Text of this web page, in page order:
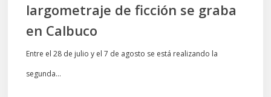
largometraje de ficción se graba
en Calbuco
Entre el 28 de julio y el 7 de agosto se está realizando la
segunda…